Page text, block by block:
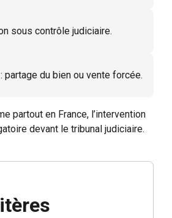
sous contrôle judiciaire.
partage du bien ou vente forcée.
partout en France, l’intervention
devant le tribunal judiciaire.